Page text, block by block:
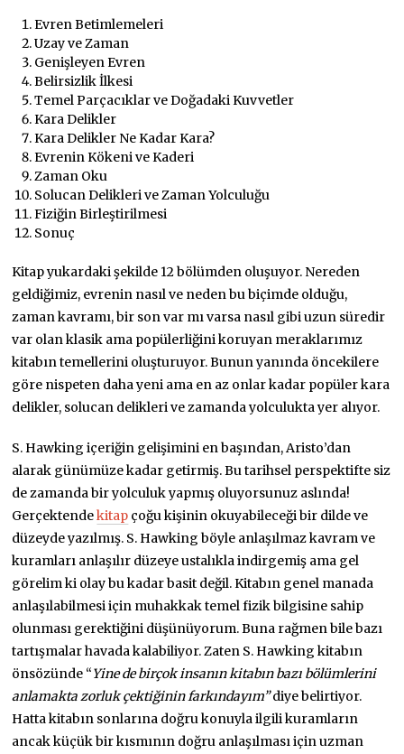
Evren Betimlemeleri
Uzay ve Zaman
Genişleyen Evren
Belirsizlik İlkesi
Temel Parçacıklar ve Doğadaki Kuvvetler
Kara Delikler
Kara Delikler Ne Kadar Kara?
Evrenin Kökeni ve Kaderi
Zaman Oku
Solucan Delikleri ve Zaman Yolculuğu
Fiziğin Birleştirilmesi
Sonuç
Kitap yukardaki şekilde 12 bölümden oluşuyor. Nereden
geldiğimiz, evrenin nasıl ve neden bu biçimde olduğu,
zaman kavramı, bir son var mı varsa nasıl gibi uzun süredir
var olan klasik ama popülerliğini koruyan meraklarımız
kitabın temellerini oluşturuyor. Bunun yanında öncekilere
göre nispeten daha yeni ama en az onlar kadar popüler kara
delikler, solucan delikleri ve zamanda yolculukta yer alıyor.
S. Hawking içeriğin gelişimini en başından, Aristo’dan
alarak günümüze kadar getirmiş. Bu tarihsel perspektifte siz
de zamanda bir yolculuk yapmış oluyorsunuz aslında!
Gerçektendekitap çoğu kişinin okuyabileceği bir dilde ve
düzeyde yazılmış. S. Hawking böyle anlaşılmaz kavram ve
kuramları anlaşılır düzeye ustalıkla indirgemiş ama gel
görelim ki olay bu kadar basit değil. Kitabın genel manada
anlaşılabilmesi için muhakkak temel fizik bilgisine sahip
olunması gerektiğini düşünüyorum. Buna rağmen bile bazı
tartışmalar havada kalabiliyor. Zaten S. Hawking kitabın
önsözünde “Yine de birçok insanın kitabın bazı bölümlerini
anlamakta zorluk çektiğinin farkındayım”diye belirtiyor.
Hatta kitabın sonlarına doğru konuyla ilgili kuramların
ancak küçük bir kısmının doğru anlaşılması için uzman